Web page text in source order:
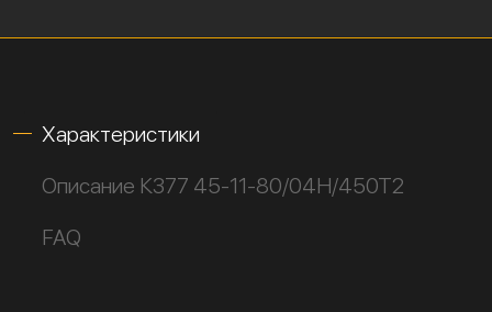
Характеристики
Описание К377 45-11-80/04Н/450Т2
FAQ